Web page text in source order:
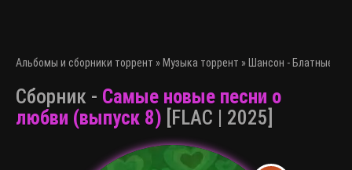
Альбомы и сборники торрент » Музыка торрент » Шансон - Блатные
Сборник - Самые новые песни о
любви (выпуск 8) [FLAC | 2025]